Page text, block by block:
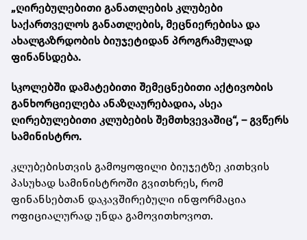
„ღირებულებითი განათლების კლუბები
საქართველოს განათლების, მეცნიერებისა და
ახალგაზრდობის ბიუჯეტიდან პროგრამულად
ფინანსდება.
სკოლებში დამატებითი შემეცნებითი აქტივობის
განხორციელება ანაზღაურებადია, ასეა
ღირებულებითი კლუბების შემთხვევაშიც“, – გვწერს
სამინისტრო.
კლუბებისთვის გამოყოფილი ბიუჯეტზე კითხვის
პასუხად სამინისტროში გვითხრეს, რომ
ფინანსებთან დაკავშირებული ინფორმაცია
ოფიციალურად უნდა გამოვითხოვოთ.